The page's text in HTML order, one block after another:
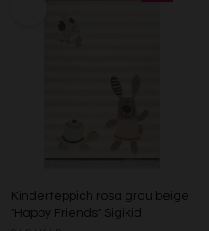
Kinderteppich rosa grau beige
"Happy Friends" Sigikid